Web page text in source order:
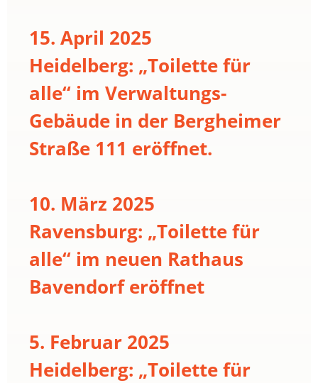
15. April 2025
Heidelberg: „Toilette für
alle“ im Verwaltungs-
Gebäude in der Bergheimer
Straße 111 eröffnet.
10. März 2025
Ravensburg: „Toilette für
alle“ im neuen Rathaus
Bavendorf eröffnet
5. Februar 2025
Heidelberg: „Toilette für